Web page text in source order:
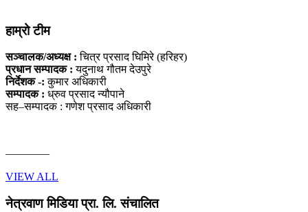
हाम्रो टीम
सञ्चालक/अध्यक्ष : चित्र प्रसाद घिमिरे (हरिहर)
प्रधान सम्पादक : यदुनाथ गौतम देउपुरे
निर्देशक -: कुमार अधिकारी
सम्पादक : ध्रुव प्रसाद न्यौपाने
सह–सम्पादक : गणेश प्रसाद अधिकारी
————
VIEW ALL
नेत्रवाण मिडिया प्रा. लि. संचालित